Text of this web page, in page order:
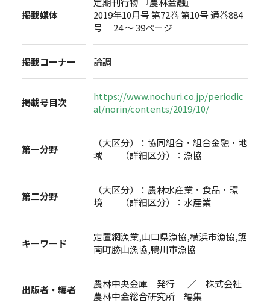
掲載媒体
2019年10月号 第72巻 第10号 通巻884
号 24 ～ 39ページ
掲載コーナー 論調
掲載号目次
https://www.nochuri.co.jp/periodic
al/norin/contents/2019/10/
第一分野
（大区分）：協同組合・組合金融・地
域 （詳細区分）：漁協
第二分野
（大区分）：農林水産業・食品・環
境 （詳細区分）：水産業
キーワード
定置網漁業,山口県漁協,横浜市漁協,鋸
南町勝山漁協,鴨川市漁協
出版者・編者
農林中央金庫 発行 ／ 株式会社
農林中金総合研究所 編集